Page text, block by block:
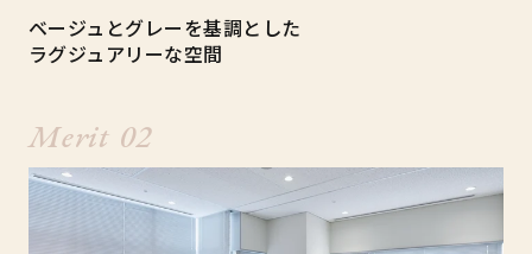
ベージュとグレーを基調とした
ラグジュアリーな空間
Merit 02